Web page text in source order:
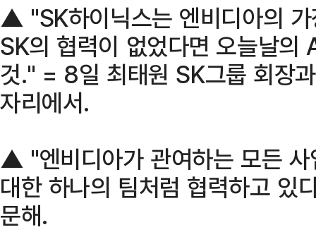
▲ "SK하이닉스는 엔비디아의
SK의 협력이 없었다면 오늘날의
것." = 8일 최태원 SK그룹 회장
자리에서.
▲ "엔비디아가 관여하는 모든
대한 하나의 팀처럼 협력하고
문해.